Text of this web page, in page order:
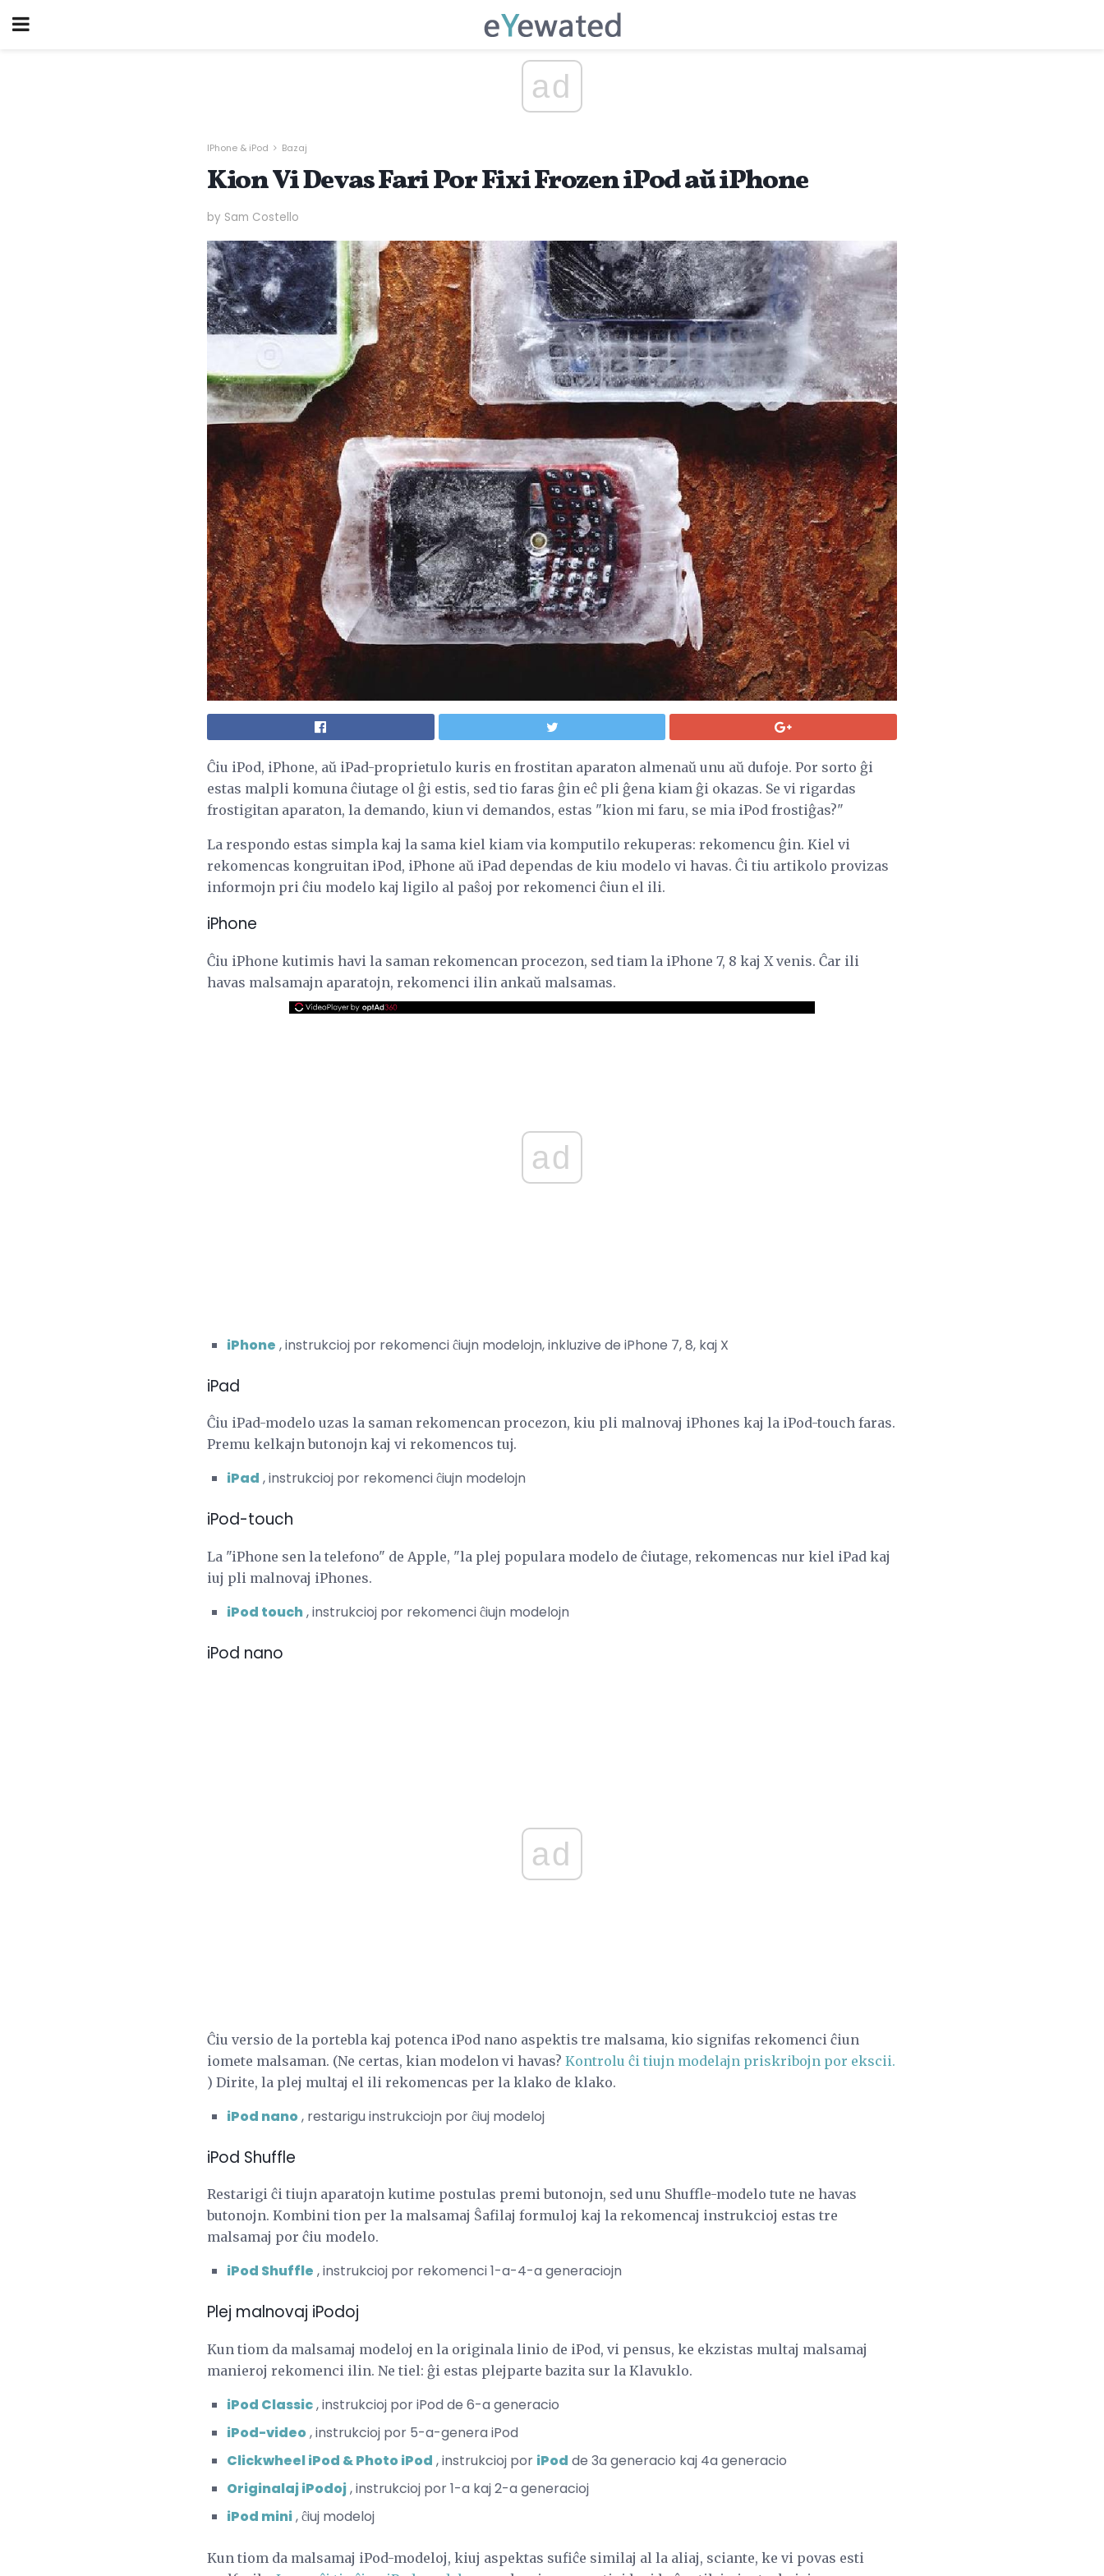
ad
IPhone & iPod Bazaj
Kion Vi Devas Fari Por Fixi Frozen iPod aŭ iPhone
by Sam Costello
Ĉiu iPod, iPhone, aŭ iPad-proprietulo kuris en frostitan aparaton almenaŭ unu aŭ dufoje. Por sorto ĝi
estas malpli komuna ĉiutage ol ĝi estis, sed tio faras ĝin eĉ pli ĝena kiam ĝi okazas. Se vi rigardas
frostigitan aparaton, la demando, kiun vi demandos, estas "kion mi faru, se mia iPod frostiĝas?"
La respondo estas simpla kaj la sama kiel kiam via komputilo rekuperas: rekomencu ĝin. Kiel vi
rekomencas kongruitan iPod, iPhone aŭ iPad dependas de kiu modelo vi havas. Ĉi tiu artikolo provizas
informojn pri ĉiu modelo kaj ligilo al paŝoj por rekomenci ĉiun el ili.
iPhone
Ĉiu iPhone kutimis havi la saman rekomencan procezon, sed tiam la iPhone 7, 8 kaj X venis. Ĉar ili
havas malsamajn aparatojn, rekomenci ilin ankaŭ malsamas.
ad
iPhone , instrukcioj por rekomenci ĉiujn modelojn, inkluzive de iPhone 7, 8, kaj X
iPad
Ĉiu iPad-modelo uzas la saman rekomencan procezon, kiu pli malnovaj iPhones kaj la iPod-touch faras.
Premu kelkajn butonojn kaj vi rekomencos tuj.
iPad , instrukcioj por rekomenci ĉiujn modelojn
iPod-touch
La "iPhone sen la telefono" de Apple, "la plej populara modelo de ĉiutage, rekomencas nur kiel iPad kaj
iuj pli malnovaj iPhones.
iPod touch, instrukcioj por rekomenci ĉiujn modelojn
iPod nano
ad
Ĉiu versio de la portebla kaj potenca iPod nano aspektis tre malsama, kio signifas rekomenci ĉiun
iomete malsaman. (Ne certas, kian modelon vi havas? Kontrolu ĉi tiujn modelajn priskribojn por ekscii.
) Dirite, la plej multaj el ili rekomencas per la klako de klako.
iPod nano, restarigu instrukciojn por ĉiuj modeloj
iPod Shuffle
Restarigi ĉi tiujn aparatojn kutime postulas premi butonojn, sed unu Shuffle-modelo tute ne havas
butonojn. Kombini tion per la malsamaj Ŝafilaj formuloj kaj la rekomencaj instrukcioj estas tre
malsamaj por ĉiu modelo.
iPod Shuffle , instrukcioj por rekomenci 1-a-4-a generaciojn
Plej malnovaj iPodoj
Kun tiom da malsamaj modeloj en la originala linio de iPod, vi pensus, ke ekzistas multaj malsamaj
manieroj rekomenci ilin. Ne tiel: ĝi estas plejparte bazita sur la Klavuklo.
iPod Classic, instrukcioj por iPod de 6-a generacio
iPod-video, instrukcioj por 5-a-genera iPod
Clickwheel iPod & Photo iPod , instrukcioj por iPod de 3a generacio kaj 4a generacio
Originalaj iPodoj, instrukcioj por 1-a kaj 2-a generacioj
iPod mini, ĉiuj modeloj
Kun tiom da malsamaj iPod-modeloj, kiuj aspektas sufiĉe similaj al la aliaj, sciante, ke vi povas esti